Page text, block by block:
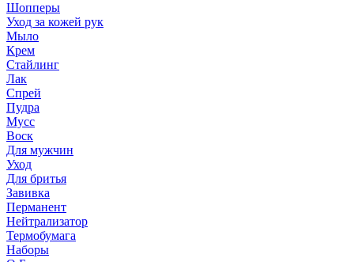
Шопперы
Уход за кожей рук
Мыло
Крем
Стайлинг
Лак
Спрей
Пудра
Мусс
Воск
Для мужчин
Уход
Для бритья
Завивка
Перманент
Нейтрализатор
Термобумага
Наборы